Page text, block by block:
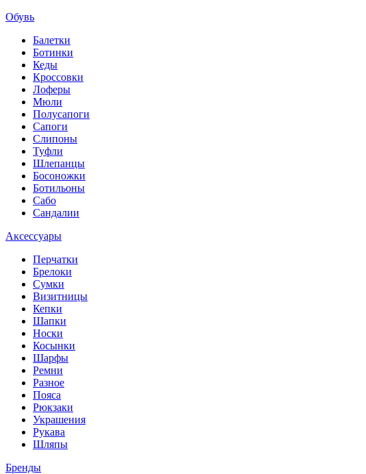
Обувь
Балетки
Ботинки
Кеды
Кроссовки
Лоферы
Мюли
Полусапоги
Сапоги
Слипоны
Туфли
Шлепанцы
Босоножки
Ботильоны
Сабо
Сандалии
Аксессуары
Перчатки
Брелоки
Сумки
Визитницы
Кепки
Шапки
Носки
Косынки
Шарфы
Ремни
Разное
Пояса
Рюкзаки
Украшения
Рукава
Шляпы
Бренды